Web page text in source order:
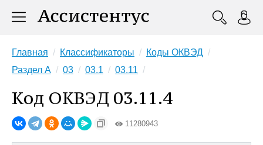
Главная Классификаторы
Коды ОКВЭД
Раздел A
03 03.1 03.11
Код ОКВЭД 03.11.4
11280943